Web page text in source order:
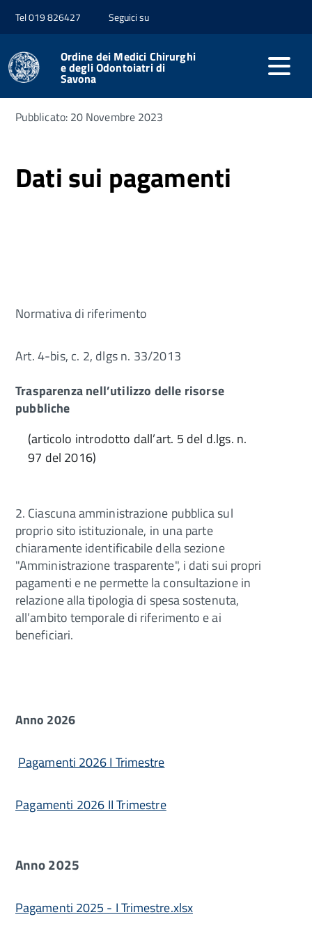
Tel 019 826427 Seguici su
Ordine dei Medici Chirurghi
e degli Odontoiatri di
Savona
Home Amministrazione trasparente
Pubblicato: 20 Novembre 2023
Dati sui pagamenti
Normativa di riferimento
Art. 4-bis, c. 2, dlgs n. 33/2013
Trasparenza nell’utilizzo delle risorse
pubbliche
(articolo introdotto dall’art. 5 del d.lgs. n.
97 del 2016)
2. Ciascuna amministrazione pubblica sul
proprio sito istituzionale, in una parte
chiaramente identificabile della sezione
"Amministrazione trasparente", i dati sui propri
pagamenti e ne permette la consultazione in
relazione alla tipologia di spesa sostenuta,
all’ambito temporale di riferimento e ai
beneficiari.
Anno 2026
Pagamenti 2026 I Trimestre
Pagamenti 2026 II Trimestre
Anno 2025
Pagamenti 2025 - I Trimestre.xlsx